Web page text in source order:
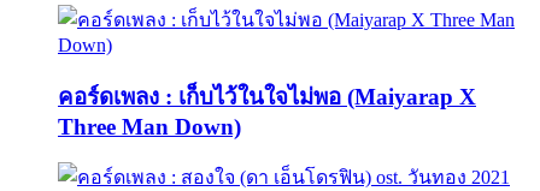
คอร์ดเพลง : เก็บไว้ในใจไม่พอ (Maiyarap X
Three Man Down)